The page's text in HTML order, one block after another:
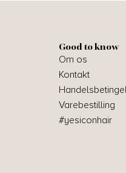
Good to know
Om os
Kontakt
Varebestilling
#yesiconhair